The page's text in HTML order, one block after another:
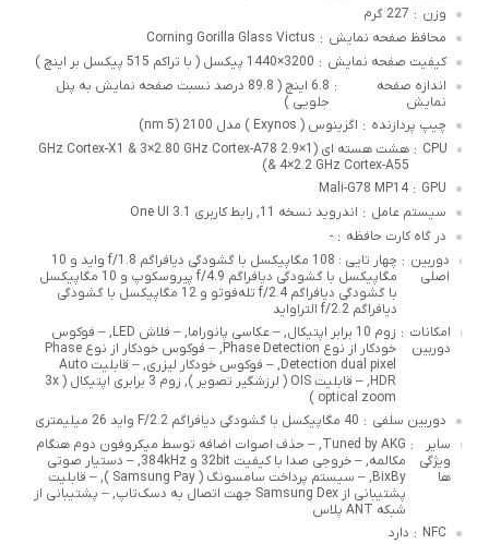
وزن : 227 گرم
محافظ صفحه نمایش :
Corning Gorilla Glass Victus
کیفیت صفحه نمایش : 3200×1440 پیکسل ( با تراکم 515 پیکسل بر اینچ )
اندازه صفحه
نمایش
:
6.8 اینچ ( 89.8 درصد نسبت صفحه نمایش به پنل
جلویی )
چیپ پردازنده : اگزینوس ( Exynos ) مدل 2100 (5 nm)
CPU
:
هشت هسته ای (1×2.9 GHz Cortex-X1 & 3×2.80 GHz Cortex-A78
& 4×2.2 GHz Cortex-A55)
GPU
:
Mali-G78 MP14
سیستم عامل : اندروید نسخه 11, رابط کاربری One UI 3.1
در گاه کارت حافظه :
-
دوربین
اصلی
:
چهار تایی : 108 مگاپیکسل با گشودگی دیافراگم f/1.8 واید و 10
مگاپیکسل با گشودگی دیافراگم f/4.9 پیروسکوپ و 10 مگاپیکسل
با گشودگی دیافراگم f/2.4 تله‌فوتو و 12 مگاپیکسل با گشودگی
دیافراگم f/2.2 التراواید
امکانات
دوربین
:
زوم 10 برابر اپتیکال, – عکاسی پانوراما, – فلاش LED, – فوکوس
خودکار از نوع Phase Detection, – فوکوس خودکار از نوع Phase
Detection dual pixel, – فوکوس خودکار لیزری, – قابلیت Auto
HDR, – قابلیت OIS ( لرزشگیر تصویر ), زوم 3 برابری اپتیکال ( 3x
optical zoom )
دوربین سلفی : 40 مگاپیکسل با گشودگی دیافراگم F/2.2 واید 26 میلیمتری
سایر
ویژگی
ها
:
Tuned by AKG, – حذف اصوات اضافه توسط میکروفون دوم هنگام
مکالمه, – خروجی صدا با کیفیت 32bit و 384kHz, – دستیار صوتی
BixBy, – سیستم پرداخت سامسونگ ( Samsung Pay ), – قابلیت
پشتیبانی از Samsung Dex جهت اتصال به دسک‌تاپ, – پشتیبانی از
شبکه ANT پلاس
NFC
: دارد